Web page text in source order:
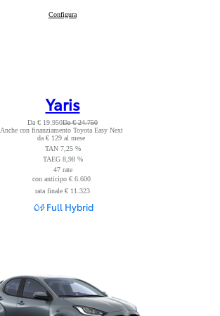
Aygo X:
Configura
Yaris
Da € 19.950Da € 24.750
Anche con finanziamento Toyota Easy Next
da € 129 al mese
TAN 7,25 %
TAEG 8,98 %
47 rate
con anticipo € 6.600Leggi nota
rata finale € 11.323
Full Hybrid